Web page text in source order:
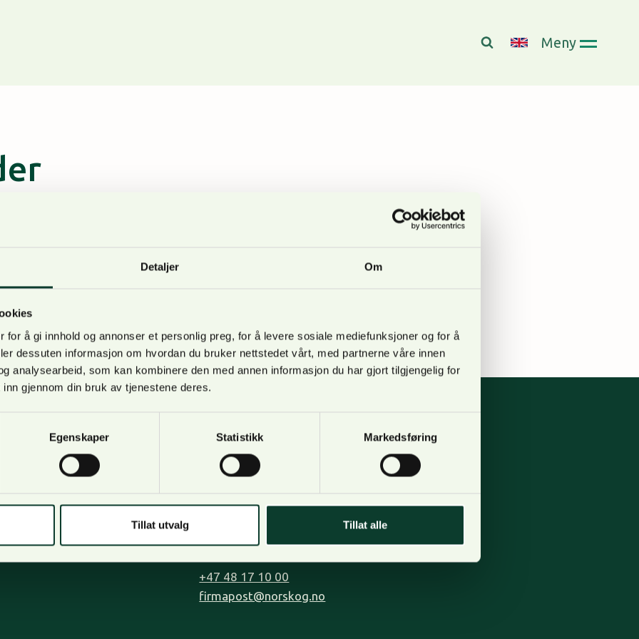
Detaljer Om
for å gi innhold og annonser et personlig preg, for å levere sosiale mediefunksjoner og for å
dessuten informasjon om hvordan du bruker nettstedet vårt, med partnerne våre innen
analysearbeid, som kan kombinere den med annen informasjon du har gjort tilgjengelig for
gjennom din bruk av tjenestene deres.
Egenskaper Statistikk Markedsføring
Tillat utvalg Tillat alle
Meny
i mai ble Erik Toverud valgt som ny styreleder. Vi tok en prat med han om
de siste 25 årene, og veien videre for norsk skognæring.
Om oss
Bli medlem
Organisasjon og visjon
Kontakt oss
Lilleakerveien 31, oppgang B,
Postadresse: Postboks 123, Lilleaker
0216 Oslo
+47 48 17 10 00
firmapost@norskog.no